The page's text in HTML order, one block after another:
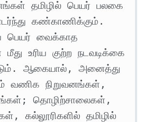
தமிழில் பெயர் பலகை
கண்காணிக்கும்.
பெயர் வைக்காத
மீது உரிய குற்ற நடவடிக்கை
ஆகையால், அனைத்து
வணிக நிறுவனங்கள்,
தொழிற்சாலைகள்,
கல்லூரிகளில் தமிழில்